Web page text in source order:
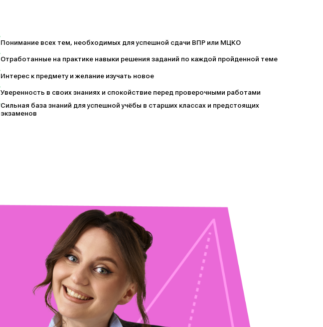
Понимание всех тем, необходимых для успешной сдачи ВПР или МЦКО
Отработанные на практике навыки решения заданий по каждой пройденной теме
Интерес к предмету и желание изучать новое
Уверенность в своих знаниях и спокойствие перед проверочными работами
Сильная база знаний для успешной учёбы в старших классах и предстоящих
экзаменов